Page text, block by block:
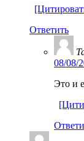
Ответить
08/08/
Это и